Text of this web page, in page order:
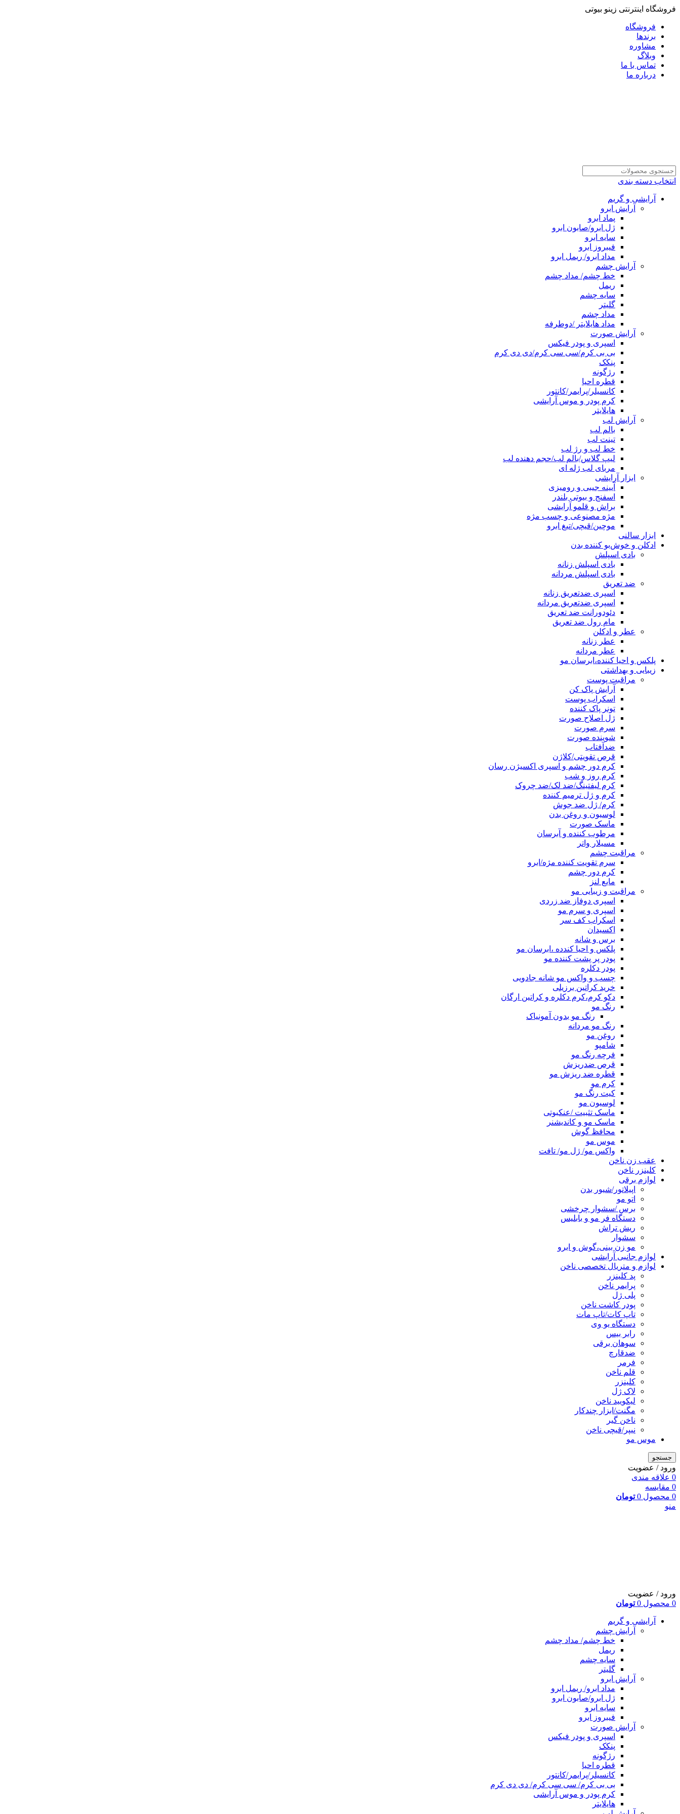
فروشگاه اینترنتی زینو بیوتی
فروشگاه
برندها
مشاوره
وبلاگ
تماس با ما
درباره ما
انتخاب دسته بندی
آرایشی و گریم
آرایش ابرو
پماد ابرو
ژل ابرو/صابون ابرو
سایه ابرو
فیبروز ابرو
مداد ابرو/ ریمل ابرو
آرایش چشم
خط چشم/ مداد چشم
ریمل
سایه چشم
گلیتر
مداد چشم
مداد هایلایتر /دوطرفه
آرایش صورت
اسپری و پودر فیکس
بی بی کرم/سی سی کرم/دی دی کرم
پنکک
رژگونه
قطره احیا
کانسیلر/پرایمر/کانتور
کرم پودر و موس آرایشی
هایلایتر
آرایش لب
بالم لب
تینت لب
خط لب و رژ لب
لیپ گلاس/بالم لب/حجم دهنده لب
مربای لب ژله ای
ابزار آرایشی
آیینه جیبی و رومیزی
اسفنج و بیوتی بلندر
براش و قلمو آرایشی
مژه مصنوعی و چسب مژه
موچین/قیچی/تیغ ابرو
ابزار سالنی
ادکلن و خوش‌بو کننده بدن
بادی اسپلش
بادی اسپلش زنانه
بادی اسپلش مردانه
ضد تعریق
اسپری ضدتعریق زنانه
اسپری ضدتعریق مردانه
دئودورانت ضد تعریق
مام رول ضد تعریق
عطر و ادکلن
عطر زنانه
عطر مردانه
پلکس و احیا کننده،ابرسان مو
زیبایی و بهداشتی
مراقبت پوست
آرایش پاک کن
اسکراب پوست
تونر پاک کننده
ژل اصلاح صورت
سرم صورت
شوینده صورت
ضدآفتاب
قرص تقویتی/کلاژن
کرم دور چشم و اسپری اکسیژن رسان
کرم روز و شب
کرم لیفتینگ/ضد لک/ضد چروک
کرم و ژل ترمیم کننده
کرم/ ژل ضد جوش
لوسیون و روغن بدن
ماسک صورت
مرطوب کننده و آبرسان
مسیلار واتر
مراقبت چشم
سرم تقویت کننده مژه/ابرو
کرم دور چشم
مایع لنز
مراقبت و زیبایی مو
اسپری دوفاز ضد زردی
اسپری و سرم مو
اسکراب کف سر
اکسیدان
برس و شانه
پلکس و احیا کندده ،ابرسان مو
پودر پر پشت کننده مو
پودر دکلره
چسب و واکس مو شانه جادویی
خرید کراتین برزیلی
دکو کرم،کرم دکلره و کراتین ارگان
رنگ مو
رنگ مو بدون آمونیاک
رنگ مو مردانه
روغن مو
شامپو
فرچه رنگ مو
قرص ضدریزش
قطره ضد ریزش مو
کرم مو
کیت رنگ مو
لوسیون مو
ماسک تثبیت /عنکبوتی
ماسک مو و کاندیشنر
محافظ گوش
موس مو
واکس مو/ ژل مو/ تافت
عقب زن ناخن
کلینزر ناخن
لوازم برقی
اپیلاتور/شیور بدن
اتو مو
برس /سشوار چرخشی
دستگاه فر مو و بابلیس
ریش تراش
سشوار
مو زن بینی،گوش و ابرو
لوازم جانبی آرایشی
لوازم و متریال تخصصی ناخن
پد کلینزر
پرایمر ناخن
پلی ژل
پودر کاشت ناخن
تاپ کات/تاپ مات
دستگاه یو وی
رابر بیس
سوهان برقی
ضدقارچ
فرمر
قلم ناخن
کلینزر
لاک ژل
لیکوييد ناخن
مگنت/ابزار چندکار
ناخن گیر
نیپر/قیچی ناخن
موس مو
جستجو
ورود / عضویت
0 علاقه مندی
0 مقایسه
0 محصول 0 تومان
منو
ورود / عضویت
0 محصول 0 تومان
آرایشی و گریم
آرایش چشم
خط چشم/ مداد چشم
ریمل
سایه چشم
گلیتر
آرایش ابرو
مداد ابرو/ ریمل ابرو
ژل ابرو/صابون ابرو
سایه ابرو
فیبروز ابرو
آرایش صورت
اسپری و پودر فیکس
پنکک
رژگونه
قطره احیا
کانسیلر/پرایمر/کانتور
بی بی کرم/ سی سی کرم/ دی دی کرم
کرم پودر و موس آرایشی
هایلایتر